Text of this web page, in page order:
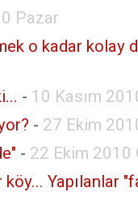
Pazar
o kadar kolay
- 10 Kasım
- 27 Ekim
- 22 Ekim 2010
Yapılanlar